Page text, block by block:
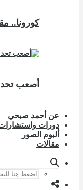
كورونا..
أصعب تحد
عن أحمد صبحي
دورات
ألبوم الصور
مقالات